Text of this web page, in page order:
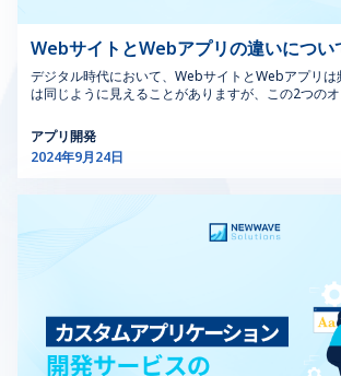
ステップ ユーザー要求の定義：ターゲッ
体的なニーズを特定することから始めます
ーザーがデバイスとどのようにインタラク
および必要な機能を理解することが含ま
UIデザインクラスは、これらの要求を効果
の作成：初期プロトタイプを開発してUIを
このステップは、デザインを洗練し、プロ
デザイナーは、この反復的なアプローチ
デザインがユーザーのニーズと期待に一致
います。 ハードウェアとの統合：プロトタ
テップでは、ハードウェアの制約とUIデザ
について深い理解が必要です。シカゴでは
テムに関する専門知識がこのフェーズで重
パフォーマンスとユーザー体験を保証す
ストと改善：徹底的なテストを実施して
業の確保を支援します。 リスクアセスメ
トウエアの変更管理機能用リスクアセスメ
アは、変更の潜在的な影響を徹底的に評価
境、操業上のリスクに対応します。 イン
インシデントが発生した場合、MOCツー
本原因を特定し、将来の発生を防止するた
実施するのに役立ちます。 3.2．一般産業
業など、さまざまな分野の変更管理プロ
す。主なアプリケーションは以下の通りで
イアンス管理：コンプライアンス管理ソフ
ことを保証します。MOC ソフトウェアは
ンスチェックを自動化し、監査や検査のた
します。 変更影響分析：MOC ツール内の
フトウェアは、変更が既存のプロセス、
ワークフローに及ぼす影響を評価します
力関係を築き、プロジェクト成功の可能性を高めま
を同時に必要とする企業のサポートになります。
とカスタマイズ カスタムソフトウェアの開発も、プ
ソーシングが大きなメリットをもたらす分野です。
次のものが含まれます。 エンタープライズソフト
プロセス管理、顧客関係管理（CRM）、企業資源計
C++、C、Javaなどの言語を使用し、Windows、
ンドアローンアプリケーションを構築します。 クラ
ウェア開発：AWS、Azure、Google Cloudなどのク
トウェアのカスタマイズ：特定のビジネス要件を満
マイズをアウトソーシングすることで、企業は大規
2.4.データベースの管理と最適化 大量のデータを扱
果的なデータベース管理は極めて重要です。データ
ソーシングサービスには、以下のようなものがあり
の設計と実装：SQLまたはNoSQLテクノロジーを使
ータベース構造を構築します。 データ移行：異な
デアを現実のものにする方法をいくつかご紹介しま
ネスニーズに合わせたカスタマイズ カスタム
スは、企業がデジタルソリューションをカスタマイ
合に大きなメリットをもたらします。既製のアプリ
ムアプリはゼロから構築され、お客様固有の問題に
つは、ワークフローの合理化能力です。既存のプロ
することで、カスタム開発は運用のシームレスな流
体の生産性を向上させます。このカスタマイズされ
応します。リアルタイムデータ同期や情報の障壁解
を促進します。 さらに、カスタムモバイルアプリは
ンピオンとして機能します。ブランドのアイデンテ
ます。技術が進化するにつれて、これらのアプリは
応でき、将来のAndroid OSのアップデートや新興技
保します。 アプリのアイデアの可能性を最大限に引
引き上げるためには、経験豊富なAndroidアプリ開
ーシップが不可欠です。カスタムモバイルアプリ開
とで、現在のニーズに効果的に対応するだけでなく
ゲーションをユーザーインタラクション、機能の発
標達成の基盤と見なしています。直感的なナビゲー
／UXアプリのアイデアは、ユーザーの維持率と満足
ことができます。 ユーザーフレンドリーなナビゲ
イルアプリデザインを作成する方法は次のとおりで
リに整理します。ユーザーは各セクションの内容が
要があります。 戦略的なメニューの配置：機能が豊
ハンバーガーメニューでオプションを非表示にしな
ーを使用して片手ですばやく操作できます。 ジェ
にスワイプして画面を切り替えたり、ピンチして画
が大幅に改善されます。次にいくつかのテクニック
メーションによる遷移：画面を切り替えたり、新し
したりするときに、微妙なアニメーションを使用し
ユーザーはアプリの構造を理解しやすくなり、視覚
が得られます。 進行状況インジケーター：時間の
WebサイトとWebアプリの違いについ
デジタル時代において、WebサイトとWebアプリは
は同じように見えることがありますが、この2つの
可能になるでしょう。 本記事では、Webサイトと
機能、目的、主な特徴を調べていきます。そして、
プリの違いは何か、という問いに答えます。最終的
切なプラットフォームを選ぶことができるように
相互接続されたWebページのコレクションです。
の店舗窓口、情報ハブ、またはコンテンツのリポジ
通常、静的または半動的なデジタルプラットフォー
ツのショーケース、情報提供、またはオンラインで
現を目的としています。これらはHTML、CSS、そ
JavaScriptを使用して構築され、ユーザーエクスペ
す。 1.1. Webサイトの主な特徴 コンテンツ中心の
アプリ開発
2024年9月24日